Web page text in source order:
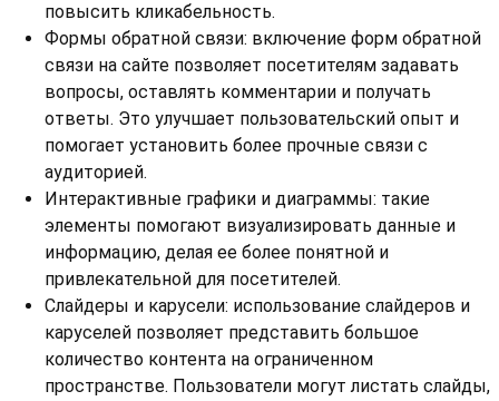
повысить кликабельность.
Формы обратной связи: включение форм обратной
связи на сайте позволяет посетителям задавать
вопросы, оставлять комментарии и получать
ответы. Это улучшает пользовательский опыт и
помогает установить более прочные связи с
аудиторией.
Интерактивные графики и диаграммы: такие
элементы помогают визуализировать данные и
информацию, делая ее более понятной и
привлекательной для посетителей.
Слайдеры и карусели: использование слайдеров и
каруселей позволяет представить большое
количество контента на ограниченном
пространстве. Пользователи могут листать слайды,